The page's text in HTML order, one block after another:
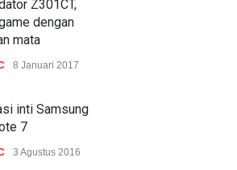
8 Januari 2017
prediksi
& SOFTWARE
Z301CT,
dengan
mata
8 Januari 2017
inti Samsung
7
3 Agustus 2016